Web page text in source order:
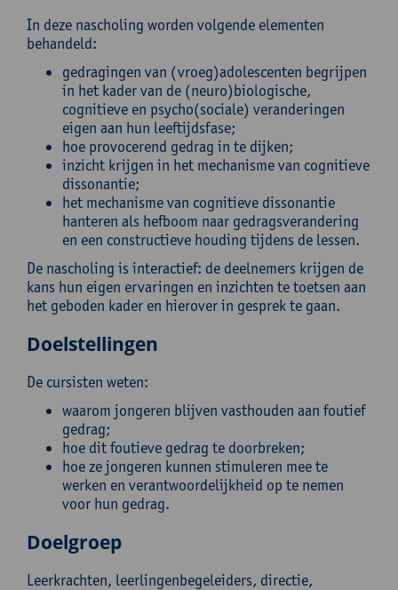
In deze nascholing worden volgende elementen
behandeld:
gedragingen van (vroeg)adolescenten begrijpen
in het kader van de (neuro)biologische,
cognitieve en psycho(sociale) veranderingen
eigen aan hun leeftijdsfase;
hoe provocerend gedrag in te dijken;
inzicht krijgen in het mechanisme van cognitieve
dissonantie;
het mechanisme van cognitieve dissonantie
hanteren als hefboom naar gedragsverandering
en een constructieve houding tijdens de lessen.
De nascholing is interactief: de deelnemers krijgen de
kans hun eigen ervaringen en inzichten te toetsen aan
het geboden kader en hierover in gesprek te gaan.
Doelstellingen
De cursisten weten:
waarom jongeren blijven vasthouden aan foutief
gedrag;
hoe dit foutieve gedrag te doorbreken;
hoe ze jongeren kunnen stimuleren mee te
werken en verantwoordelijkheid op te nemen
voor hun gedrag.
Doelgroep
Leerkrachten, leerlingenbegeleiders, directie,